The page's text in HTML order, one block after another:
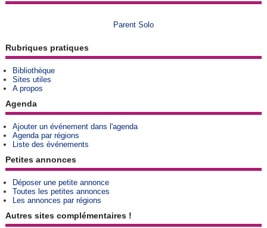
Parent Solo
Rubriques pratiques
Bibliothèque
Sites utiles
A propos
Agenda
Ajouter un événement dans l'agenda
Agenda par régions
Liste des événements
Petites annonces
Déposer une petite annonce
Toutes les petites annonces
Les annonces par régions
Autres sites complémentaires !